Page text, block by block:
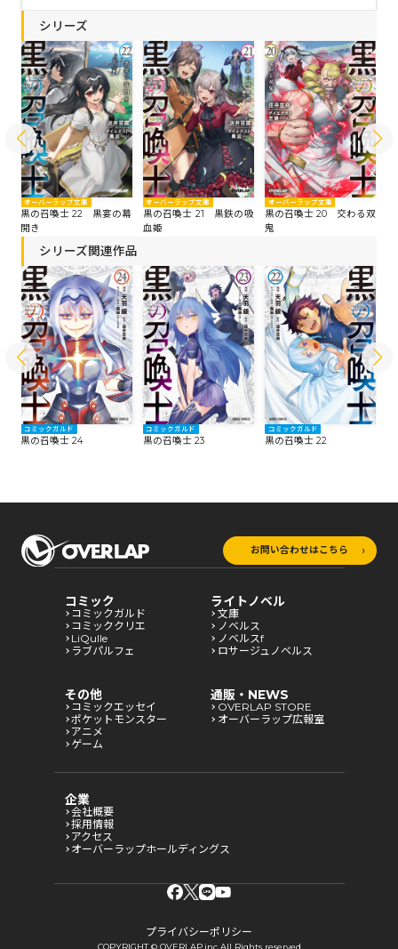
シリーズ
オーバーラップ文庫
黒の召喚士 22 黒宴の幕
開き
オーバーラップ文庫
黒の召喚士 21 黒鉄の吸
血姫
オーバーラップ文庫
黒の召喚士 20 交わる双
鬼
シリーズ関連作品
コミックガルド
黒の召喚士 24
コミックガルド
黒の召喚士 23
コミックガルド
黒の召喚士 22
お問い合わせはこちら
コミック
コミックガルド
コミッククリエ
LiQulle
ラブパルフェ
ライトノベル
文庫
ノベルス
ノベルスf
ロサージュノベルス
その他
コミックエッセイ
ポケットモンスター
アニメ
ゲーム
通販・NEWS
OVERLAP STORE
オーバーラップ広報室
企業
会社概要
採用情報
アクセス
オーバーラップホールディングス
プライバシーポリシー